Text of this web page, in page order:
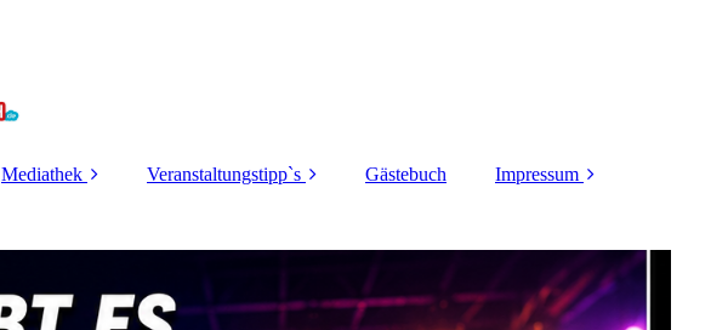
Mediathek
Sendungen 2024
Veranstaltungstipp`s Gästebuch Impressum